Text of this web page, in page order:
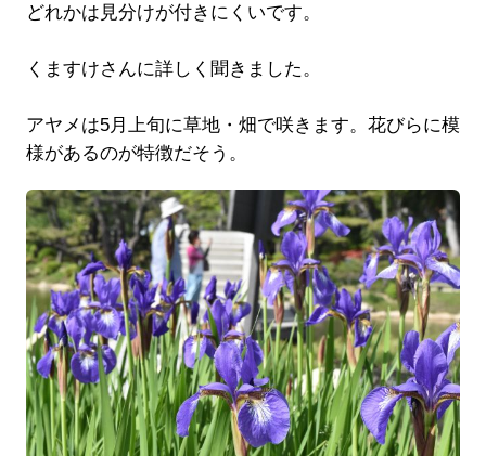
どれかは見分けが付きにくいです。
くますけさんに詳しく聞きました。
アヤメは5月上旬に草地・畑で咲きます。花びらに模
様があるのが特徴だそう。